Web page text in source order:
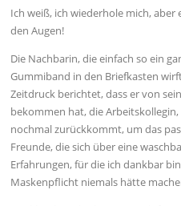
Ich weiß, ich wiederhole mich,
den Augen!
Die Nachbarin, die einfach so ein
Gummiband in den Briefkasten
Zeitdruck berichtet, dass er von
bekommen hat, die
nochmal zurückkommt, um das
Freunde, die sich über eine
Erfahrungen, für die ich dankbar
Maskenpflicht niemals hätte